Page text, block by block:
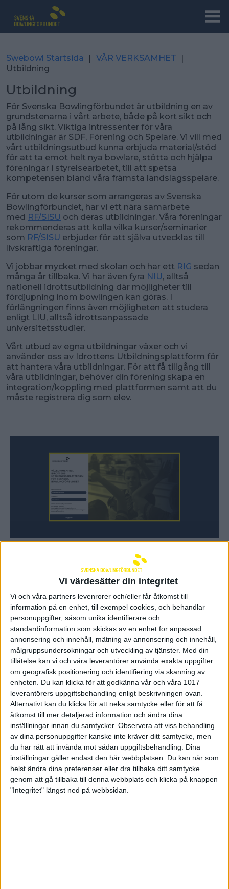
Vi värdesätter din integritet
Vi och våra partners levenrorer och/eller får åtkomst till
information på en enhet, till exempel cookies, och behandlar
personuppgifter, såsom unika identifierare och
standardinformation som skickas av en enhet for anpassad
annonsering och innehåll, mätning av annonsering och innehåll,
målgruppsundersokningar och utveckling av tjänster. Med din
tillåtelse kan vi och våra leverantörer använda exakta uppgifter
om geografisk positionering och identifiering via skanning av
enheten. Du kan klicka för att godkänna vår och våra 1017
leverantörers uppgiftsbehandling enligt beskrivningen ovan.
Alternativt kan du klicka för att neka samtycke eller för att få
åtkomst till mer detaljerad information och ändra dina
inställningar innan du samtycker. Observera att viss behandling
av dina personuppgifter kanske inte kräver ditt samtycke, men
du har rätt att invända mot sådan uppgiftsbehandling. Dina
inställningar gäller endast den här webbplatsen. Du kan när som
helst ändra dina preferenser eller dra tillbaka ditt samtycke
genom att gå tillbaka till denna webbplats och klicka på knappen
"Integritet" längst ned på webbsidan.
Swebowl Startsida | VÅR VERKSAMHET
|
Utbildning
Utbildning
För Svenska Bowlingförbundet är utbildning en av
grundstenarna i vårt arbete, både på kort sikt och
på lång sikt. Viktiga intressenter för våra
utbildningar är SDF, Förening och Spelare. Vi vill med
vårt utbildningsutbud kunna erbjuda material/stöd
för att ta emot helt nya bowlare, stötta och hjälpa
föreningar i styrelsearbetet, till att spetsa
kompetensen bland våra främsta landslagsspelare.
För utom de kurser som arrangeras av Svenska
Bowlingförbundet, har vi ett nära samarbete
med RF/SISU och deras utbildningar. Våra föreningar
rekommenderas att kolla vilka kurser/seminarier
som RF/SISU erbjuder för att själva utvecklas till
livskraftiga föreningar.
Vi jobbar mycket med skolan och har ett RIG sedan
många år tillbaka. Vi har även fyra NIU, alltså
nationell idrottsutbildning där möjligheter till
fördjupning inom bowlingen kan göras. I
förlängningen finns även möjligheten att studera
enligt LIU, alltså idrottsanpassade
universitetsstudier.
Vårt utbud av egna utbildningar växer och vi
använder oss av Idrottens Utbildningsplattform för
att hantera våra utbildningar. För att få tillgång till
våra utbildningar, behöver din förening skapa en
integration/koppling med plattformen samt att du
måste registrera dig som elev.
Utbildningsplattformen
Svenska Bowlingförbundets egna
utbildningsplattform.
Integration IOL - IUP
Så kopplar du din förening till
Utbildningsplattformen.